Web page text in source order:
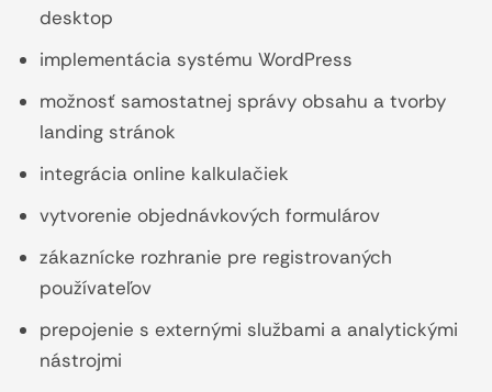
desktop
implementácia systému WordPress
možnosť samostatnej správy obsahu a tvorby
landing stránok
integrácia online kalkulačiek
vytvorenie objednávkových formulárov
zákaznícke rozhranie pre registrovaných
používateľov
prepojenie s externými službami a analytickými
nástrojmi